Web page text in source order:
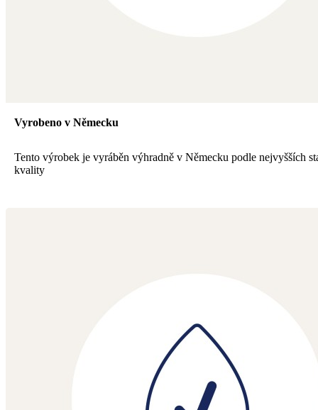
Vyrobeno v Německu
Tento výrobek je vyráběn výhradně v Německu podle nejvyšších
kvality